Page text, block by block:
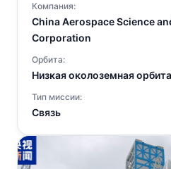
Компания:
China Aerospace Science
Corporation
Орбита:
Низкая околоземная
Тип миссии:
Связь